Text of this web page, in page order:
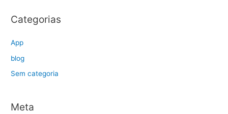
Categorias
App
blog
Sem categoria
Meta